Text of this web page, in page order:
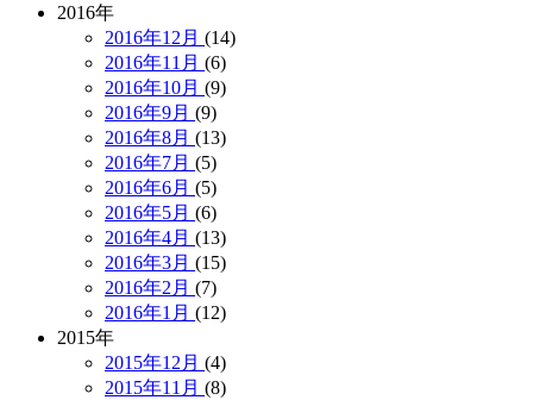
2016年
2016年12月 (14)
2016年11月 (6)
2016年10月 (9)
2016年9月 (9)
2016年8月 (13)
2016年7月 (5)
2016年6月 (5)
2016年5月 (6)
2016年4月 (13)
2016年3月 (15)
2016年2月 (7)
2016年1月 (12)
2015年
2015年12月 (4)
2015年11月 (8)